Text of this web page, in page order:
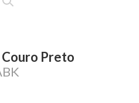
Preto